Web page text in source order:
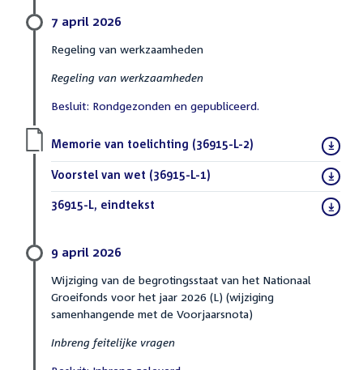
7 april 2026
Regeling van werkzaamheden
Regeling van werkzaamheden
Besluit: Rondgezonden en gepubliceerd.
Download
Memorie van toelichting (36915-L-2)
Download
bestand:
Voorstel van wet (36915-L-1)
Download
36915-L, eindtekst
9 april 2026
Wijziging van de begrotingsstaat van het Nationaal
Groeifonds voor het jaar 2026 (L) (wijziging
samenhangende met de Voorjaarsnota)
Inbreng feitelijke vragen